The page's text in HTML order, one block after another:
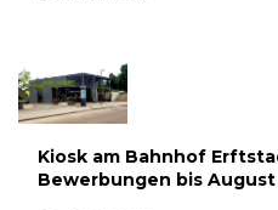
Kiosk am Bahnhof
Bewerbungen bis